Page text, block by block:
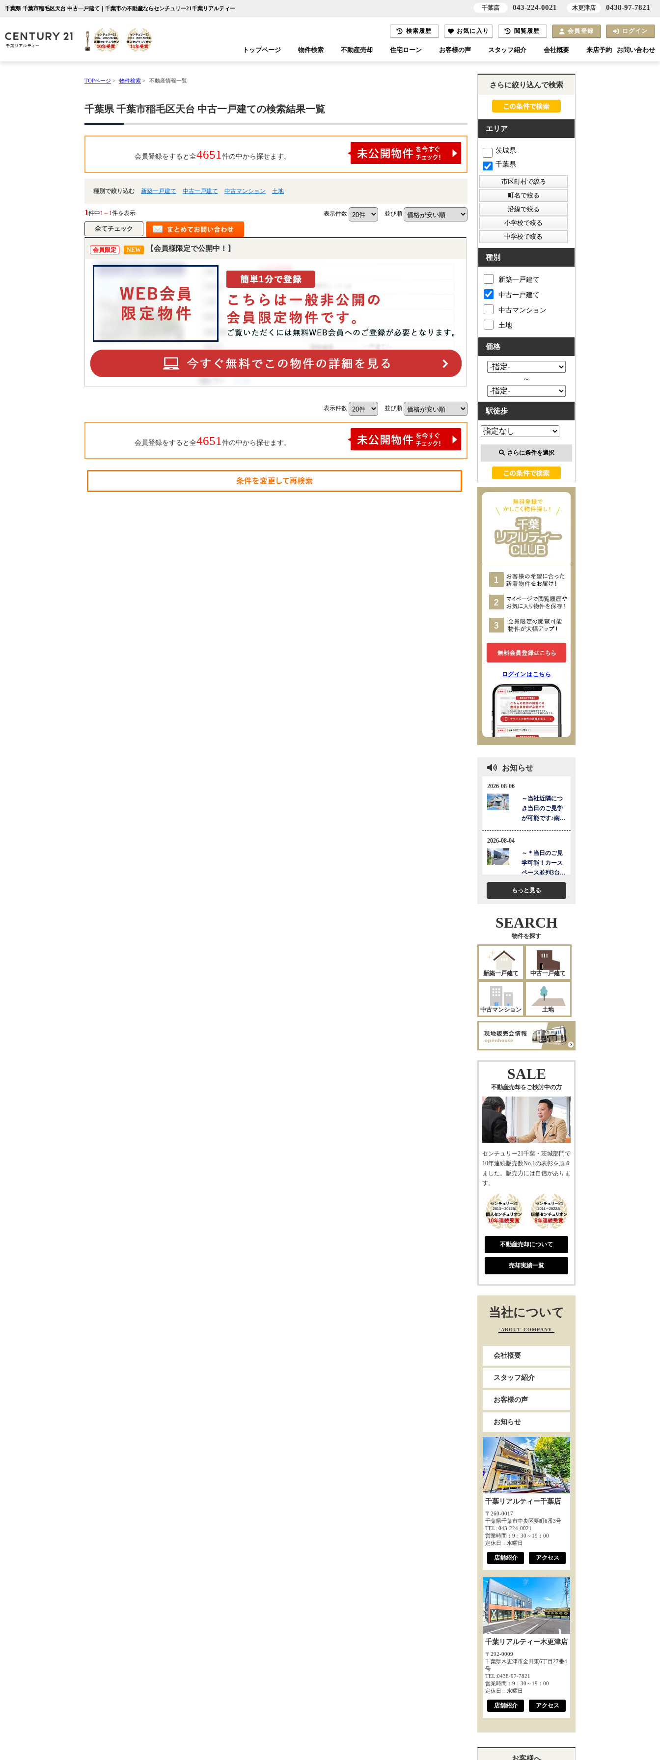
千葉県 千葉市稲毛区天台 中古一戸建て｜千葉市の不動産ならセンチュリー21千葉リアルティー
検索履歴 お気に入り 閲覧履歴 会員登録 ログイン
トップページ 物件検索 不動産売却 住宅ローン お客様の声 スタッフ紹介 会社概要 来店予約 お問い合わせ
TOPページ > 物件検索 > 不動産情報一覧
千葉県 千葉市稲毛区天台 中古一戸建ての検索結果一覧
会員登録をすると全4651 件の中から探せます。
種別で絞り込む 新築一戸建て 中古一戸建て 中古マンション 土地
1件中1～1件を表示 表示件数 並び順
会員限定 NEW 【会員様限定で公開中！】
表示件数 並び順
会員登録をすると全4651 件の中から探せます。
さらに絞り込んで検索
エリア
茨城県
千葉県
種別
新築一戸建て
中古一戸建て
中古マンション
土地
価格
～
駅徒歩
さらに条件を選択
ログインはこちら
お知らせ
もっと見る
SEARCH
物件を探す
新築一戸建て 中古一戸建て
中古マンション 土地
SALE
不動産売却をご検討中の方
センチュリー21千葉・茨城部門で
10年連続販売数No.1の表彰を頂き
ました。販売力には自信がありま
す。
不動産売却について
売却実績一覧
当社について
ABOUT COMPANY
会社概要
スタッフ紹介
お客様の声
お知らせ
千葉リアルティー千葉店
〒260-0017
千葉県千葉市中央区要町6番3号
TEL: 043-224-0021
営業時間：9：30～19：00
定休日：水曜日
店舗紹介 アクセス
千葉リアルティー木更津店
〒292-0009
千葉県木更津市金田東6丁目27番4
号
TEL:0438-97-7821
営業時間：9：30～19：00
定休日：水曜日
店舗紹介 アクセス
千葉店 043-224-0021 木更津店 0438-97-7821